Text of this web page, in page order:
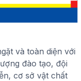
và toàn diện với
đào tạo, đội
cơ sở vật chất